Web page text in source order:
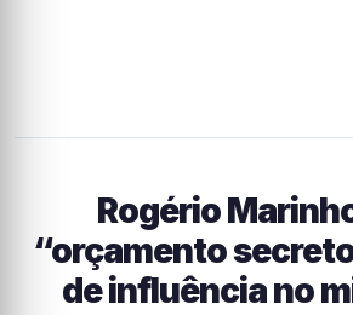
Rogério
“orçamento
de influência no